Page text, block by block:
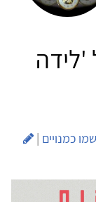
'לידה
כמנויים |